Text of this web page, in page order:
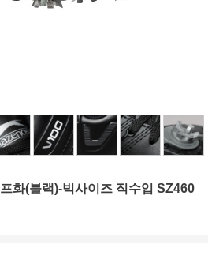
화(블랙)-빅사이즈 직수입 SZ460